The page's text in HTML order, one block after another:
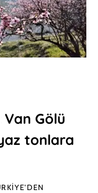
Gölü
tonlara